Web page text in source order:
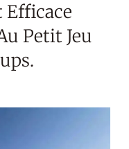
Petit Jeu